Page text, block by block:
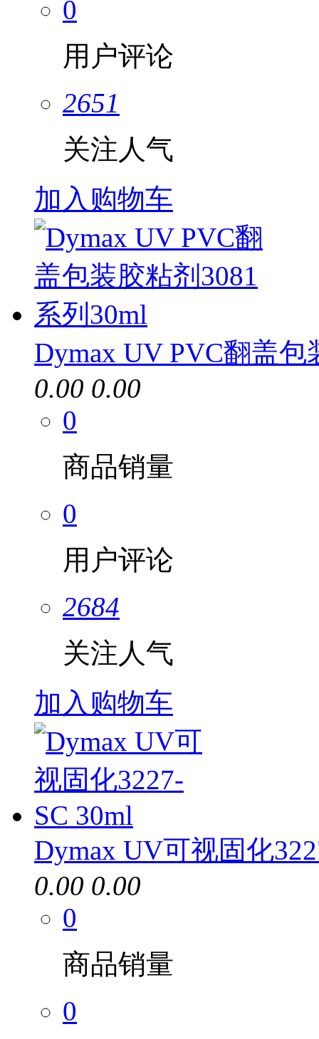
0
用户评论
2651
关注人气
加入购物车
Dymax UV PVC翻盖
0.00 0.00
0
商品销量
0
用户评论
2684
关注人气
加入购物车
Dymax UV可视固化
0.00 0.00
0
商品销量
0